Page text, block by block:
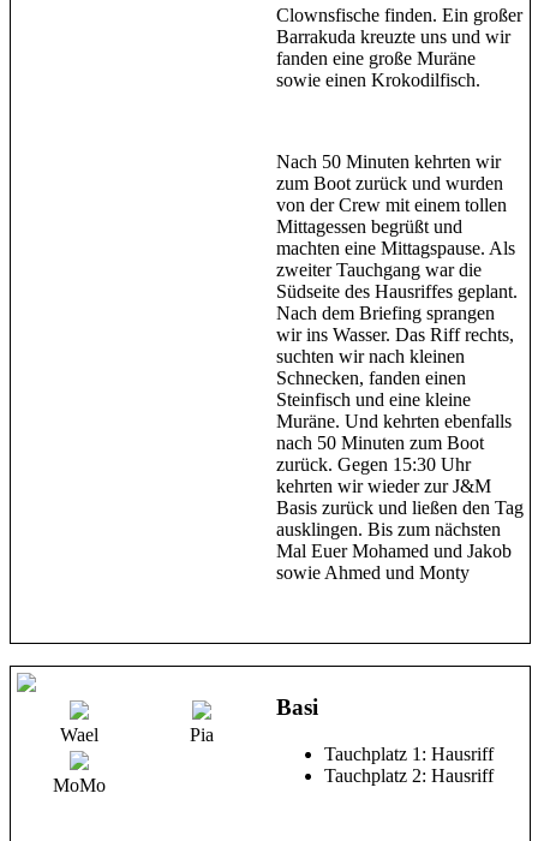
Clownsfische finden. Ein großer
Barrakuda kreuzte uns und wir
fanden eine große Muräne
sowie einen Krokodilfisch.
Nach 50 Minuten kehrten wir
zum Boot zurück und wurden
von der Crew mit einem tollen
Mittagessen begrüßt und
machten eine Mittagspause. Als
zweiter Tauchgang war die
Südseite des Hausriffes geplant.
Nach dem Briefing sprangen
wir ins Wasser. Das Riff rechts,
suchten wir nach kleinen
Schnecken, fanden einen
Steinfisch und eine kleine
Muräne. Und kehrten ebenfalls
nach 50 Minuten zum Boot
zurück. Gegen 15:30 Uhr
kehrten wir wieder zur J&M
Basis zurück und ließen den Tag
ausklingen. Bis zum nächsten
Mal Euer Mohamed und Jakob
sowie Ahmed und Monty
Wael Pia
MoMo
Basi
Tauchplatz 1: Hausriff
Tauchplatz 2: Hausriff